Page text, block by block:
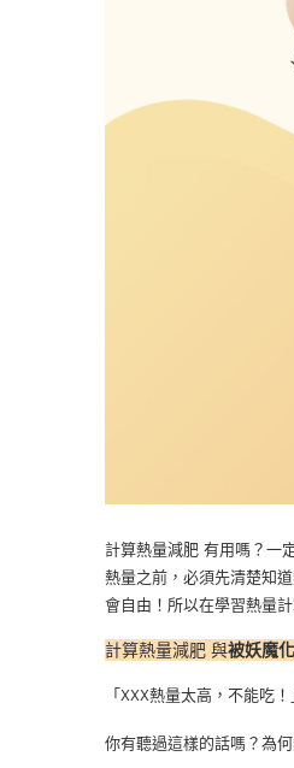
計算熱量減肥 有用嗎？一
熱量之前，必須先清楚知
會自由！所以在學習熱量
計算熱量減肥 與被妖魔
「XXX熱量太高，不能吃！
你有聽過這樣的話嗎？為